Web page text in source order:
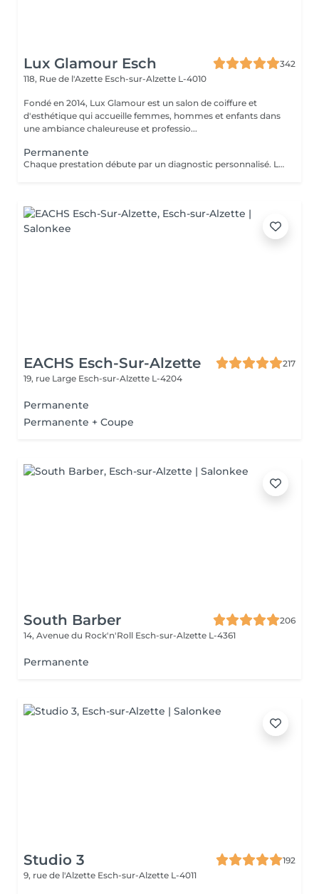
Lux Glamour Esch
342
118, Rue de l'Azette Esch-sur-Alzette L-4010
Fondé en 2014, Lux Glamour est un salon de coiffure et
d'esthétique qui accueille femmes, hommes et enfants dans
une ambiance chaleureuse et professio...
Permanente
Chaque prestation débute par un diagnostic personnalisé. Le tarif final est confirmé en salon selon les besoins de vos cheveux et la technique réalisée.
EACHS Esch-Sur-Alzette
217
19, rue Large Esch-sur-Alzette L-4204
Permanente
Permanente + Coupe
South Barber
206
14, Avenue du Rock'n'Roll Esch-sur-Alzette L-4361
Permanente
Studio 3
192
9, rue de l'Alzette Esch-sur-Alzette L-4011